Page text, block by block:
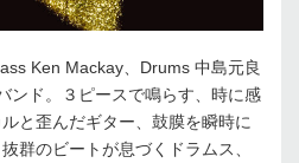
Ken Mackay、Drums 中島元良
ンド。３ピースで鳴らす、時に感
と歪んだギター、鼓膜を瞬時に
群のビートが息づくドラムス、